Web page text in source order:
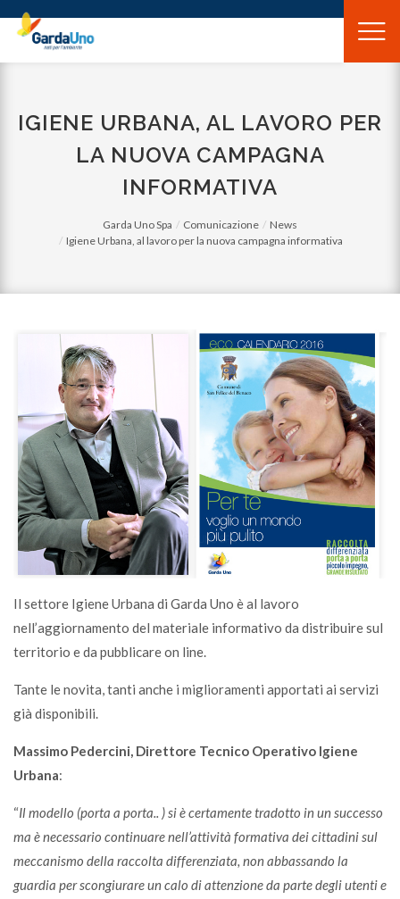
Gardauno
Spa
IGIENE URBANA, AL LAVORO PER
LA NUOVA CAMPAGNA
INFORMATIVA
Garda Uno Spa Comunicazione
News
Igiene Urbana, al lavoro per la nuova campagna informativa
Il settore Igiene Urbana di Garda Uno è al lavoro
nell’aggiornamento del materiale informativo da distribuire sul
territorio e da pubblicare on line.
Tante le novita, tanti anche i miglioramenti apportati ai servizi
già disponibili.
Massimo Pedercini, Direttore Tecnico Operativo Igiene
Urbana:
“Il modello (porta a porta.. ) si è certamente tradotto in un successo
ma è necessario continuare nell’attività formativa dei cittadini sul
meccanismo della raccolta differenziata, non abbassando la
guardia per scongiurare un calo di attenzione da parte degli utenti e